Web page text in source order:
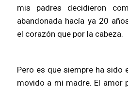
mis padres decidieron
abandonada hacía ya 20
el corazón que por la cabeza.
Pero es que siempre ha sido
movido a mi madre. El amor